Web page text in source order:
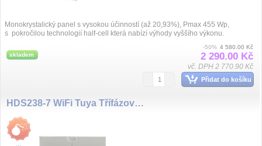
Monokrystalický panel s vysokou účinností (až 20,93%), Pmax 455 Wp,
s pokročilou technologií half-cell která nabízí výhody vyššího výkonu.
skladem
-50% 4 580.00 Kč
2 290.00 Kč
vč. DPH 2 770.90 Kč
Přidat do košíku
HDS238-7 WiFi Tuya Třífázový elektroměr